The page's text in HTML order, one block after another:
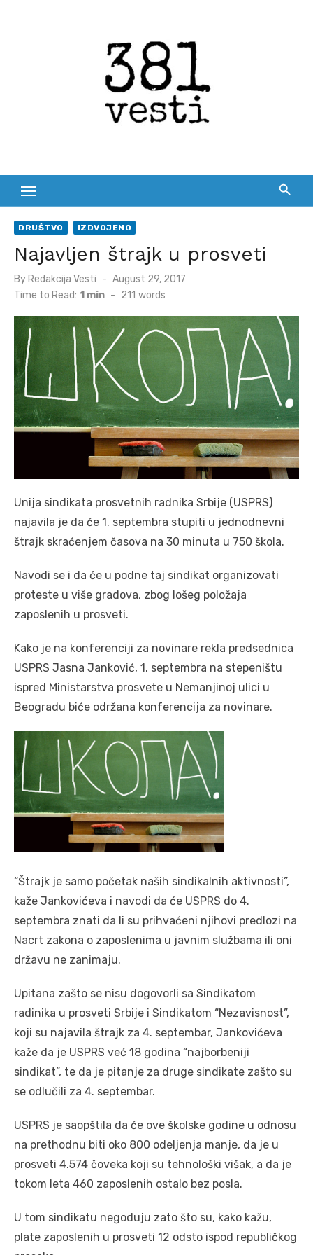
DRUŠTVO IZDVOJENO
Najavljen štrajk u prosveti
By Redakcija Vesti
Posted
on
August 29, 2017
Time to Read: 1 min - 211 words
Unija sindikata prosvetnih radnika Srbije (USPRS)
najavila je da će 1. septembra stupiti u jednodnevni
štrajk skraćenjem časova na 30 minuta u 750 škola.
Navodi se i da će u podne taj sindikat organizovati
proteste u više gradova, zbog lošeg položaja
zaposlenih u prosveti.
Kako je na konferenciji za novinare rekla predsednica
USPRS Jasna Janković, 1. septembra na stepeništu
ispred Ministarstva prosvete u Nemanjinoj ulici u
Beogradu biće održana konferencija za novinare.
“Štrajk je samo početak naših sindikalnih aktivnosti”,
kaže Jankovićeva i navodi da će USPRS do 4.
septembra znati da li su prihvaćeni njihovi predlozi na
Nacrt zakona o zaposlenima u javnim službama ili oni
državu ne zanimaju.
Upitana zašto se nisu dogovorli sa Sindikatom
radinika u prosveti Srbije i Sindikatom “Nezavisnost”,
koji su najavila štrajk za 4. septembar, Jankovićeva
kaže da je USPRS već 18 godina “najborbeniji
sindikat”, te da je pitanje za druge sindikate zašto su
se odlučili za 4. septembar.
USPRS je saopštila da će ove školske godine u odnosu
na prethodnu biti oko 800 odeljenja manje, da je u
prosveti 4.574 čoveka koji su tehnološki višak, a da je
tokom leta 460 zaposlenih ostalo bez posla.
U tom sindikatu negoduju zato što su, kako kažu,
plate zaposlenih u prosveti 12 odsto ispod republičkog